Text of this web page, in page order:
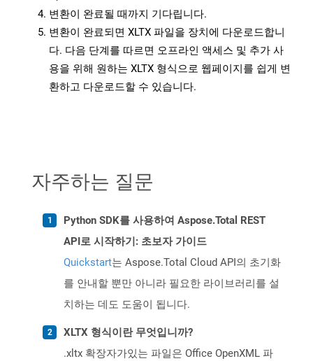
변환이 완료될 때까지 기다립니다.
변환이 완료되면 XLTX 파일을 장치에 다운로드합니
다. 다음 단계를 따르면 오프라인 액세스 및 추가 사
용을 위해 원하는 XLTX 형식으로 웹페이지를 쉽게 변
환하고 다운로드할 수 있습니다.
자주하는 질문
Python SDK를 사용하여 Aspose.Total REST
API로 시작하기: 초보자 가이드
Quickstart는 Aspose.Total Cloud API의 초기화
를 안내할 뿐만 아니라 필요한 라이브러리를 설
치하는 데도 도움이 됩니다.
XLTX 형식이란 무엇입니까?
.xltx 확장자가있는 파일은 Office OpenXML 파